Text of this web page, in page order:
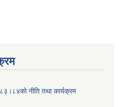
नीति तथा कार्यक्रम